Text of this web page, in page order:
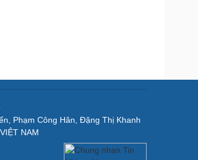
Phạm Công Hân, Đặng Thị Khanh
NAM